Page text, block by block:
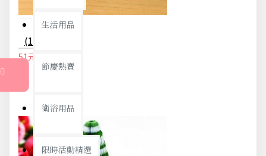
生活用品
節慶熱賣
衛浴用品
限時活動精選
51元